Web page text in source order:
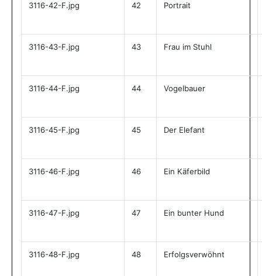
3116-42-F.jpg 42 Portrait
3116-43-F.jpg 43 Frau im Stuhl
3116-44-F.jpg 44 Vogelbauer
3116-45-F.jpg 45 Der Elefant
3116-46-F.jpg 46 Ein Käferbild
3116-47-F.jpg 47 Ein bunter Hund
3116-48-F.jpg 48 Erfolgsverwöhnt